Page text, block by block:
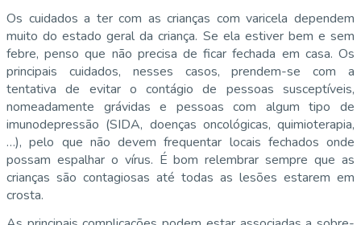
Os cuidados a ter com as crianças com varicela dependem
muito do estado geral da criança. Se ela estiver bem e sem
febre, penso que não precisa de ficar fechada em casa. Os
principais cuidados, nesses casos, prendem-se com a
tentativa de evitar o contágio de pessoas susceptíveis,
nomeadamente grávidas e pessoas com algum tipo de
imunodepressão (SIDA, doenças oncológicas, quimioterapia,
…), pelo que não devem frequentar locais fechados onde
possam espalhar o vírus. É bom relembrar sempre que as
crianças são contagiosas até todas as lesões estarem em
crosta.